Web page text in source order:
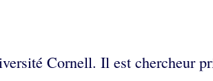
Cornell. Il est chercheur